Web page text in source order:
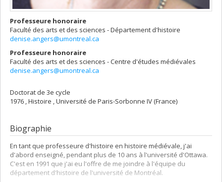
Professeure honoraire
Faculté des arts et des sciences - Département d'histoire
denise.angers@umontreal.ca
Professeure honoraire
Faculté des arts et des sciences - Centre d'études médiévales
denise.angers@umontreal.ca
Doctorat de 3e cycle
1976 , Histoire , Université de Paris-Sorbonne IV (France)
Biographie
En tant que professeure d'histoire en histoire médiévale, j'ai
d'abord enseigné, pendant plus de 10 ans à l'université d'Ottawa.
C'est en 1991 que j'ai eu l'offre de me joindre à l'équipe du
département d'histoire de l'université de Montréal.